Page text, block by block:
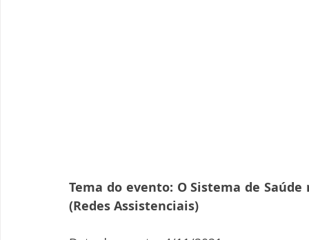
Tema do evento: O Sistema de
(Redes Assistenciais)